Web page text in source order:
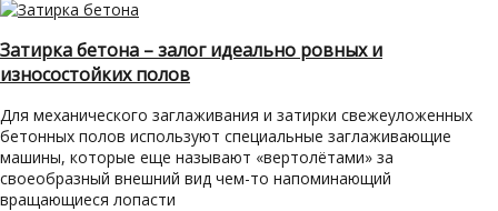
Затирка бетона – залог идеально ровных и
износостойких полов
Для механического заглаживания и затирки свежеуложенных
бетонных полов используют специальные заглаживающие
машины, которые еще называют «вертолётами» за
своеобразный внешний вид чем-то напоминающий
вращающиеся лопасти